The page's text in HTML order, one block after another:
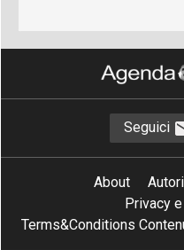
Seguici
About Autori
Privacy
Terms&Conditions